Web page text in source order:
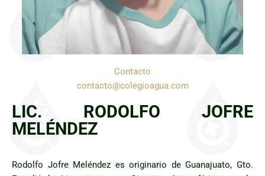
Contacto
contacto@colegioagua.com
LIC. RODOLFO JOFRE
MELÉNDEZ
Rodolfo Jofre Meléndez es originario de Guanajuato, Gto.